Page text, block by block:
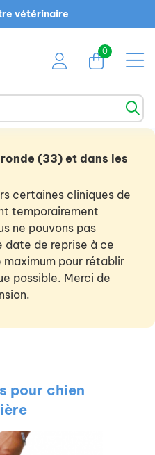
vétérinaire
0
(33) et dans les
certaines cliniques de
temporairement
ne pouvons pas
date de reprise à ce
maximum pour rétablir
possible. Merci de
pour chien